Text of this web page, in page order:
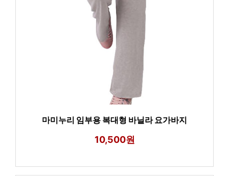
마미누리 임부용 복대형 바닐라 요가바지
10,500원